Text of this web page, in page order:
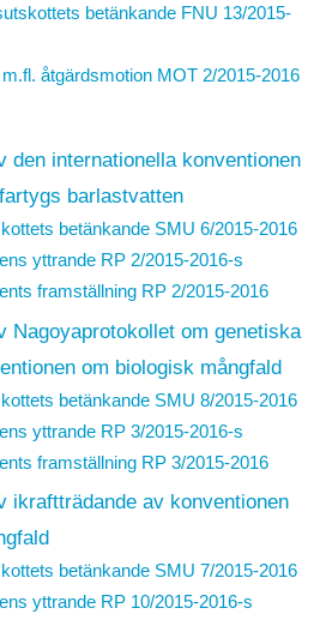
betänkande FNU 13/2015-
åtgärdsmotion MOT 2/2015-2016
den internationella konventionen
barlastvatten
betänkande SMU 6/2015-2016
yttrande RP 2/2015-2016-s
framställning RP 2/2015-2016
Nagoyaprotokollet om genetiska
om biologisk mångfald
betänkande SMU 8/2015-2016
yttrande RP 3/2015-2016-s
framställning RP 3/2015-2016
ikraftträdande av konventionen
betänkande SMU 7/2015-2016
yttrande RP 10/2015-2016-s